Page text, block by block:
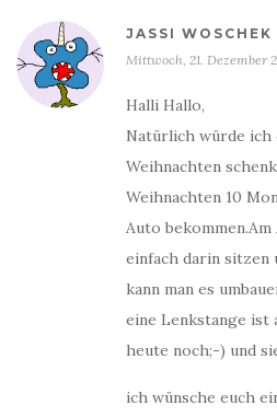
JASSI WOSCHEK
Mittwoch, 21. Dezember
Halli Hallo,
Natürlich würde ich
Weihnachten
Weihnachten 10
Auto
einfach darin sitzen
kann man es
eine Lenkstange ist
heute noch;-) und
ich wünsche euch